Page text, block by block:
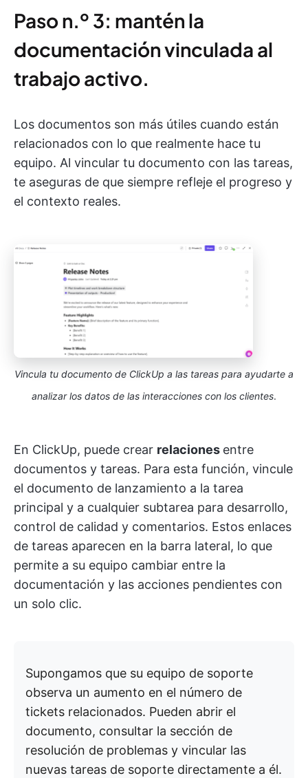
Paso n.º 3: mantén la
documentación vinculada al
trabajo activo.
Los documentos son más útiles cuando están
relacionados con lo que realmente hace tu
equipo. Al vincular tu documento con las tareas,
te aseguras de que siempre refleje el progreso y
el contexto reales.
Vincula tu documento de ClickUp a las tareas para ayudarte a
analizar los datos de las interacciones con los clientes.
En ClickUp, puede crear relaciones entre
documentos y tareas. Para esta función, vincule
el documento de lanzamiento a la tarea
principal y a cualquier subtarea para desarrollo,
control de calidad y comentarios. Estos enlaces
de tareas aparecen en la barra lateral, lo que
permite a su equipo cambiar entre la
documentación y las acciones pendientes con
un solo clic.
Supongamos que su equipo de soporte
observa un aumento en el número de
tickets relacionados. Pueden abrir el
documento, consultar la sección de
resolución de problemas y vincular las
nuevas tareas de soporte directamente a él.